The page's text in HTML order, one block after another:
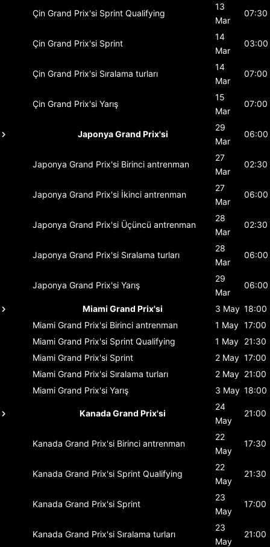
Çin Grand Prix'si Sprint Qualifying
13
Mar
07:30
Çin Grand Prix'si Sprint
14
Mar
03:00
Çin Grand Prix'si Sıralama turları
14
Mar
07:00
Çin Grand Prix'si Yarış
15
Mar
07:00
Japonya Grand Prix'si
29
Mar
06:00
Japonya Grand Prix'si Birinci antrenman
27
Mar
02:30
Japonya Grand Prix'si İkinci antrenman
27
Mar
06:00
Japonya Grand Prix'si Üçüncü antrenman
28
Mar
02:30
Japonya Grand Prix'si Sıralama turları
28
Mar
06:00
Japonya Grand Prix'si Yarış
29
Mar
06:00
Miami Grand Prix'si 3 May 18:00
Miami Grand Prix'si Birinci antrenman 1 May 17:00
Miami Grand Prix'si Sprint Qualifying 1 May 21:30
Miami Grand Prix'si Sprint 2 May 17:00
Miami Grand Prix'si Sıralama turları 2 May 21:00
Miami Grand Prix'si Yarış 3 May 18:00
Kanada Grand Prix'si
24
May
21:00
Kanada Grand Prix'si Birinci antrenman
22
May
17:30
Kanada Grand Prix'si Sprint Qualifying
22
May
21:30
Kanada Grand Prix'si Sprint
23
May
17:00
Kanada Grand Prix'si Sıralama turları
23
May
21:00